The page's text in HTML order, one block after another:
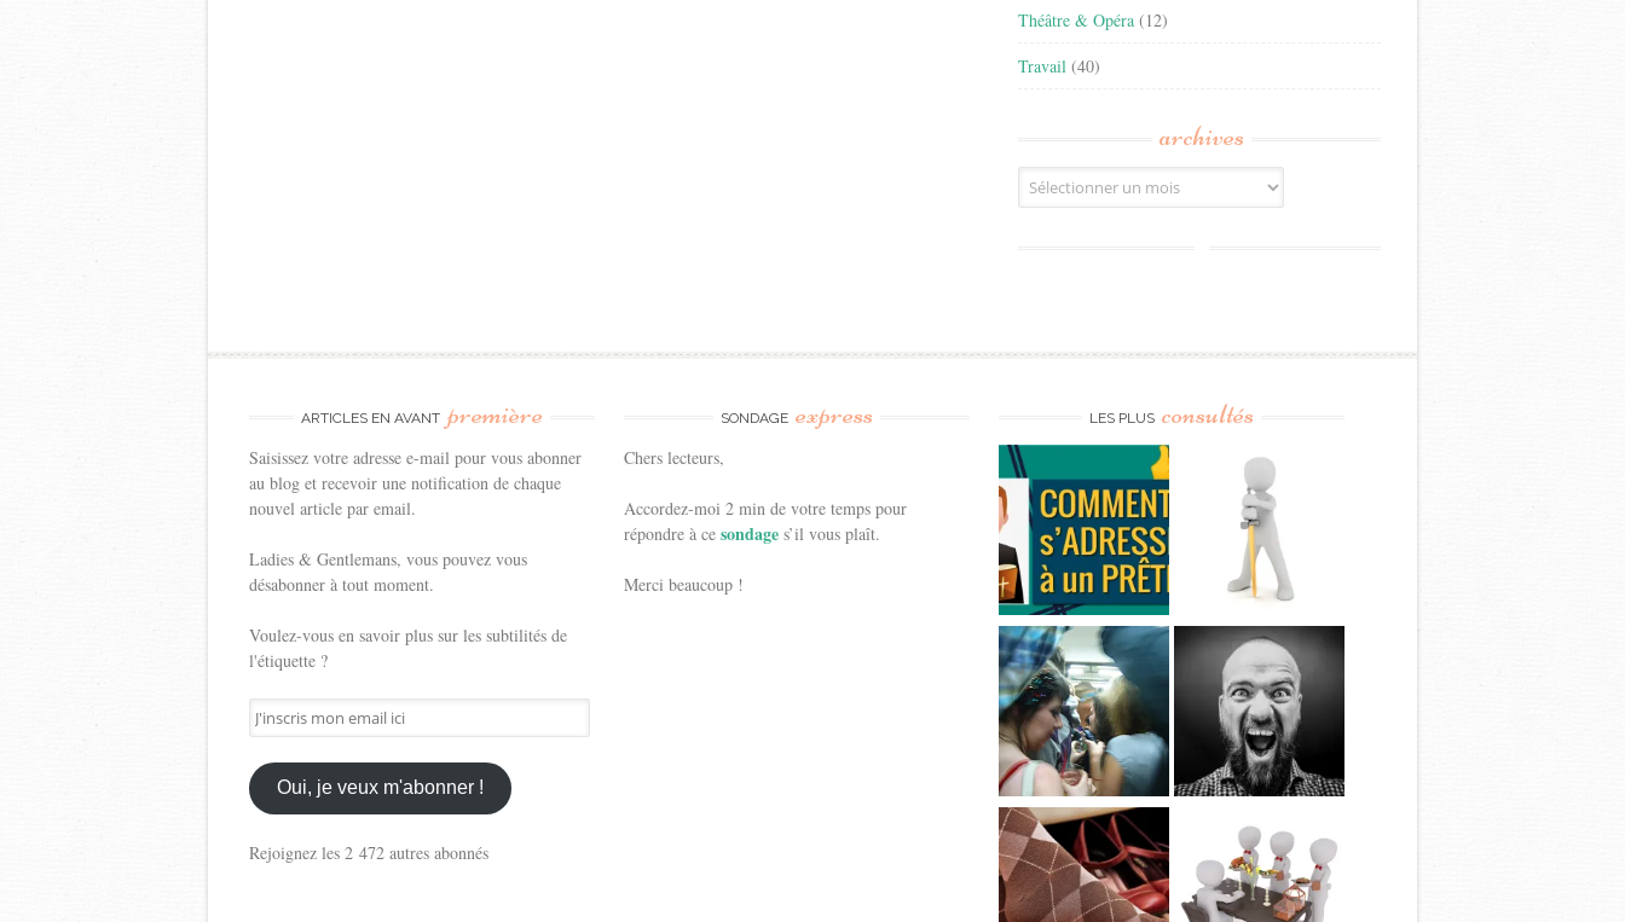
Théâtre & Opéra (12)
Travail (40)
archives
Archives
ARTICLES EN AVANT première
Saisissez votre adresse e-mail pour vous abonner
au blog et recevoir une notification de chaque
nouvel article par email.
Ladies & Gentlemans, vous pouvez vous
désabonner à tout moment.
Voulez-vous en savoir plus sur les subtilités de
l'étiquette ?
J'inscris
mon
email
ici
Oui, je veux m'abonner !
Rejoignez les 2 472 autres abonnés
SONDAGE express
Chers lecteurs,
Accordez-moi 2 min de votre temps pour
répondre à cesondages’il vous plaît.
Merci beaucoup !
LES PLUS consultés